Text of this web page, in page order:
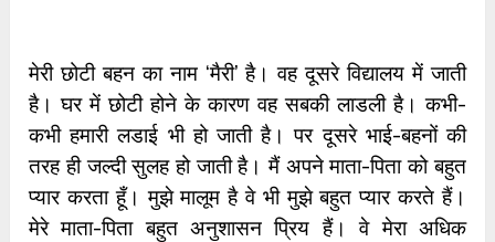
मेरी छोटी बहन का नाम ‘मैरी’ है। वह दूसरे विद्यालय में जाती
है। घर में छोटी होने के कारण वह सबकी लाडली है। कभी-
कभी हमारी लडाई भी हो जाती है। पर दूसरे भाई-बहनों की
तरह ही जल्दी सुलह हो जाती है। मैं अपने माता-पिता को बहुत
प्यार करता हूँ। मुझे मालूम है वे भी मुझे बहुत प्यार करते हैं।
मेरे माता-पिता बहुत अनुशासन प्रिय हैं। वे मेरा अधिक